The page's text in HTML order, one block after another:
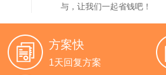
与，让我们一起省钱吧！
方案快
1天回复方案